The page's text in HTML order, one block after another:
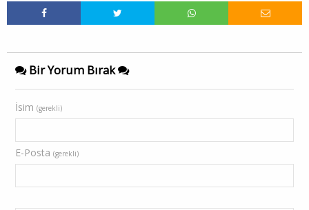
Bir Yorum Bırak
İsim (gerekli)
E-Posta (gerekli)